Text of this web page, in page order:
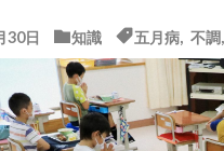
30日 知識 五月病, 不調,